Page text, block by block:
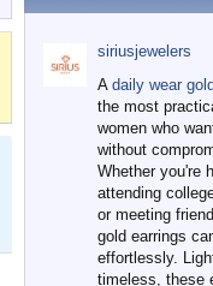
siriusjewelers
A daily wear
the most
women who
without
Whether you're
attending
or meeting
gold earrings
effortlessly.
timeless, these